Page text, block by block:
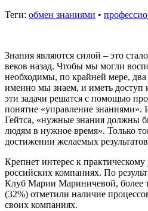
Теги: обмен знаниями •
Знания являются силой – это
веков назад. Чтобы мы могли
необходимы, по крайней мере,
именно мы знаем, и иметь
эти задачи решатся с помощью
понятие «управление знаниями».
Гейтса, «нужные знания должны
людям в нужное время». Только
достижении желаемых
Крепнет интерес к
российских компаниях. По
Клуб Марии Мариничевой, более
(32%) отметили наличие
своих компаниях.